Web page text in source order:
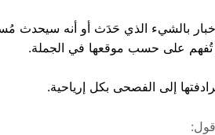
بالشيء الذي حَدَث أو أنه سيحدث
تُفهم على حسب موقعها في الجملة.
إلى الفصحى بكل إرياحية.
قول: